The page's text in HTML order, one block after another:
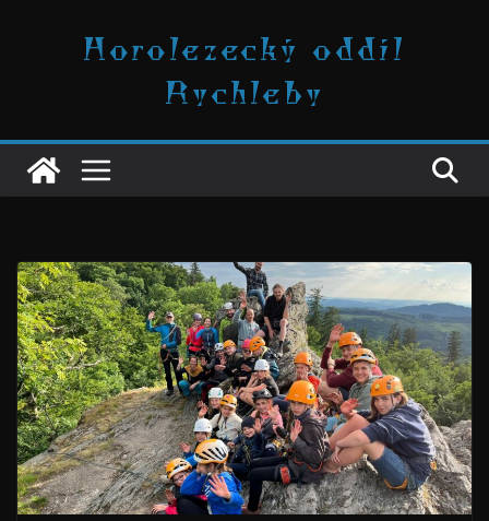
Horolezecký oddíl
Rychleby